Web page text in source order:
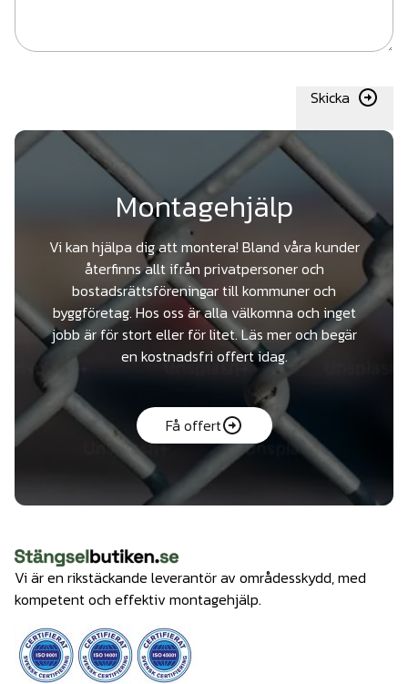
Skicka
Montagehjälp
Vi kan hjälpa dig att montera! Bland våra kunder
återfinns allt ifrån privatpersoner och
bostadsrättsföreningar till kommuner och
byggföretag. Hos oss är alla välkomna och inget
jobb är för stort eller för litet. Läs mer och begär
en kostnadsfri offert idag.
Få offert
Vi är en rikstäckande leverantör av områdesskydd, med
kompetent och effektiv montagehjälp.